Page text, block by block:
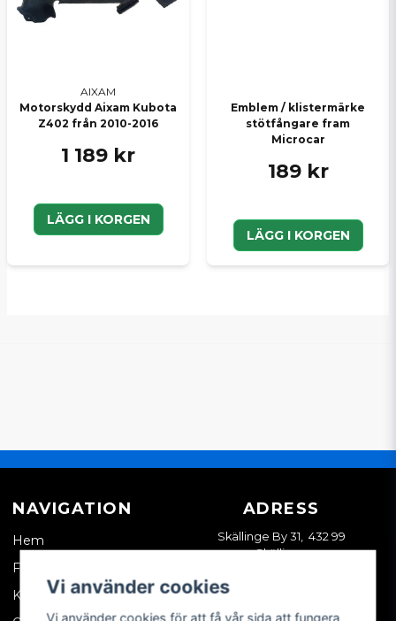
AIXAM
Motorskydd Aixam Kubota
Z402 från 2010-2016
1 189 kr
LÄGG I KORGEN
Emblem / klistermärke
stötfångare fram
Microcar
189 kr
LÄGG I KORGEN
NAVIGATION
Hem
Företagskund
Kontakta oss
ADRESS
Skällinge By 31, 432 99
Skällinge
Vi använder cookies
Vi använder cookies för att få vår sida att fungera